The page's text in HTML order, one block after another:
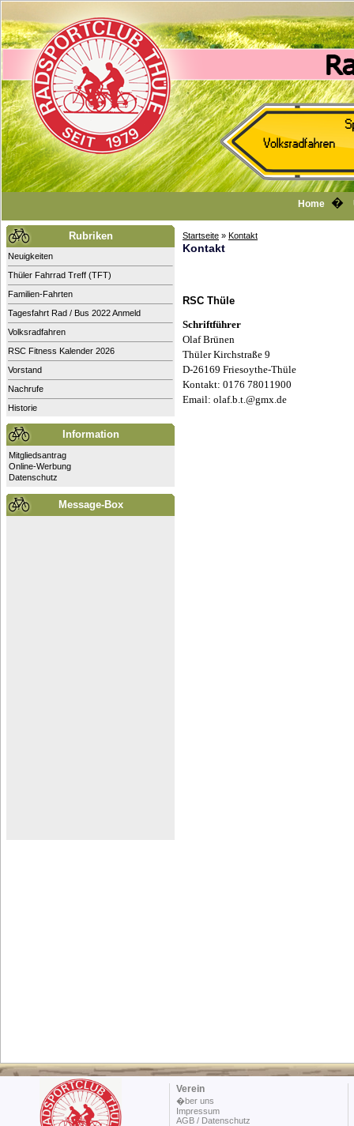
Home�
Rubriken
Neuigkeiten
Thüler Fahrrad Treff (TFT)
Familien-Fahrten
Tagesfahrt Rad / Bus 2022 Anmeld
Volksradfahren
RSC Fitness Kalender 2026
Vorstand
Nachrufe
Historie
Information
Mitgliedsantrag
Online-Werbung
Datenschutz
Message-Box
Startseite » Kontakt
Kontakt
RSC Thüle
Schriftführer
Olaf Brünen
Thüler Kirchstraße 9
D-26169 Friesoythe-Thüle
Kontakt: 0176 78011900
Email: olaf.b.t.@gmx.de
Verein
�ber uns
Impressum
AGB / Datenschutz